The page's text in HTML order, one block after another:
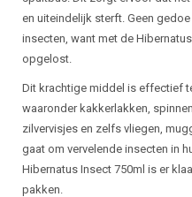
en uiteindelijk sterft. Geen
insecten, want met de
opgelost.
Dit krachtige middel is effectief
waaronder kakkerlakken,
zilvervisjes en zelfs vliegen,
gaat om vervelende insecten in
Hibernatus Insect 750ml is er
pakken.